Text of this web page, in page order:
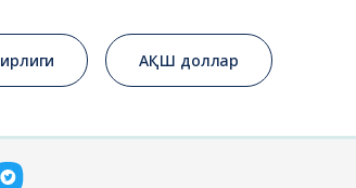
АҚШ доллар